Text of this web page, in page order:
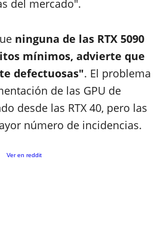
del mercado".
ninguna de las RTX 5090
mínimos, advierte que
defectuosas". El problema
de las GPU de
desde las RTX 40, pero las
número de incidencias.
Ver en reddit